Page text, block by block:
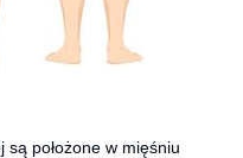
są położone w mięśniu